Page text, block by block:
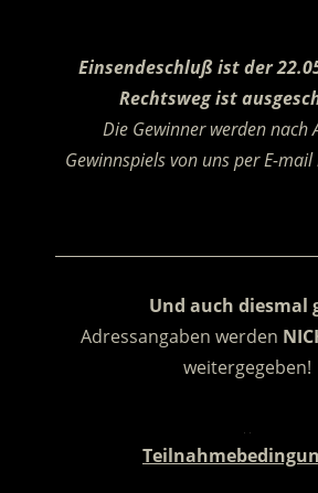
Einsendeschluß ist der
Rechtsweg ist
Die Gewinner werden nach
Gewinnspiels von uns per E-
Und auch diesmal
Adressangaben werden
weitergegeben!